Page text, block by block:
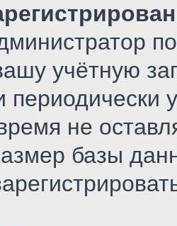
учётную
периодически
не
базы